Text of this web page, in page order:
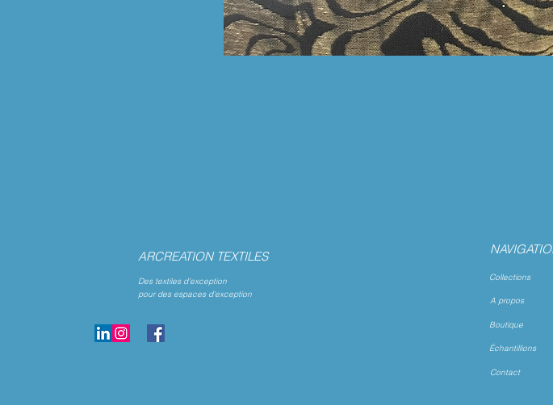
ARCREATION TEXTILES
Des textiles d’exception
pour des espaces d’exception
Collections
A propos
Boutique
Échantillions
Contact